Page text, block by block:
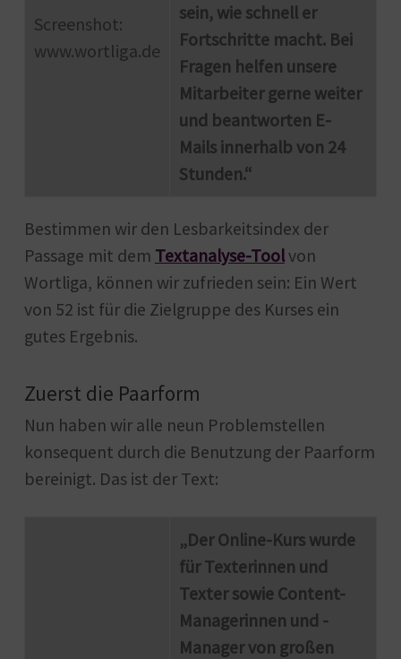
Screenshot:
www.wortliga.de
sein, wie schnell er
Fortschritte macht. Bei
Fragen helfen unsere
Mitarbeiter gerne weiter
und beantworten E-
Mails innerhalb von 24
Stunden.“
Bestimmen wir den Lesbarkeitsindex der
Passage mit dem Textanalyse-Toolvon
Wortliga, können wir zufrieden sein: Ein Wert
von 52 ist für die Zielgruppe des Kurses ein
gutes Ergebnis.
Zuerst die Paarform
Nun haben wir alle neun Problemstellen
konsequent durch die Benutzung der Paarform
bereinigt. Das ist der Text:
„Der Online-Kurs wurde
für Texterinnen und
Texter sowie Content-
Managerinnen und -
Manager von großen